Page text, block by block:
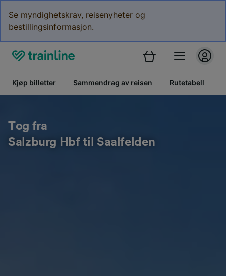
Se myndighetskrav, reisenyheter og
bestillingsinformasjon.
Kjøp billetter Sammendrag av reisen Rutetabell
Tog fra
Salzburg Hbf til Saalfelden